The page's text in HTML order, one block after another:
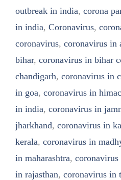
outbreak in india, corona
in india, Coronavirus,
coronavirus, coronavirus in
bihar, coronavirus in bihar
chandigarh, coronavirus in
in goa, coronavirus in
in india, coronavirus in
jharkhand, coronavirus in
kerala, coronavirus in
in maharashtra,
in rajasthan, coronavirus in